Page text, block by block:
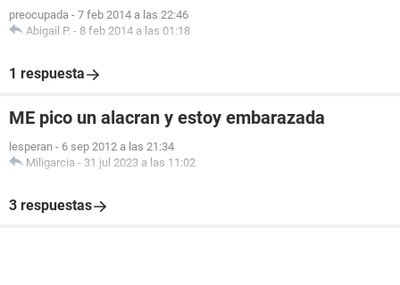
preocupada - 7 feb 2014 a las 22:46
Abigail P. - 8 feb 2014 a las 01:18
1 respuesta
ME pico un alacran y estoy embarazada
lesperan - 6 sep 2012 a las 21:34
Miligarcia - 31 jul 2023 a las 11:02
3 respuestas